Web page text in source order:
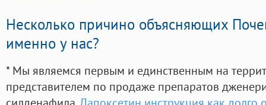
Несколько причино объясняющих
именно у нас?
* Мы являемся первым и единственным на
представителем по продаже препаратов